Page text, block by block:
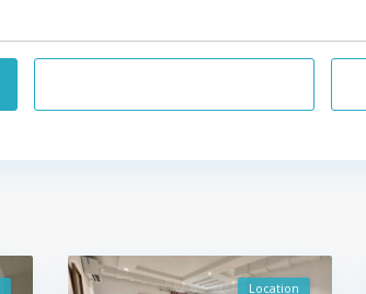
Location